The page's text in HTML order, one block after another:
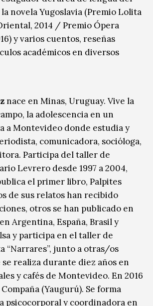
novela Yugoslavia (Premio Lolita
2014 / Premio Ópera
y varios cuentos, reseñas
académicos en diversos
nace en Minas, Uruguay. Vive la
la adolescencia en un
a Montevideo donde estudia y
comunicadora, socióloga,
Participa del taller de
Levrero desde 1997 a 2004,
el primer libro, Palpites
de sus relatos han recibido
otros se han publicado en
Argentina, España, Brasil y
y participa en el taller de
“Narrares”, junto a otras/os
realiza durante diez años en
y cafés de Montevideo. En 2016
(Yaugurú). Se forma
psicocorporal y coordinadora en